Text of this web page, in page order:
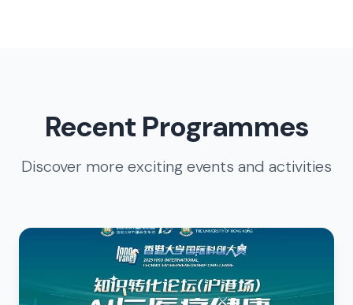
Recent Programmes
Discover more exciting events and activities